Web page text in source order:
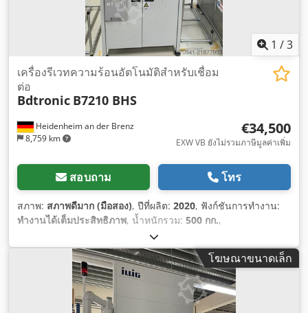
1 /3
Heidenheim an der Brenz
8,759 km
เครื่องรีเวทความร้อนอัตโนมัติสำหรับเชื่อม
ต่อ
Bdtronic B7210 BHS
€34,500
EXW VB ยังไม่รวมภาษีมูลค่าเพิ่ม
สอบถาม โทร
สภาพ: สภาพดีมาก (มือสอง), ปีที่ผลิต: 2020, ฟังก์ชันการทำงาน:
ทำงานได้เต็มประสิทธิภาพ, น้ำหนักรวม: 500 กก.,
โฆษณาขนาดเล็ก